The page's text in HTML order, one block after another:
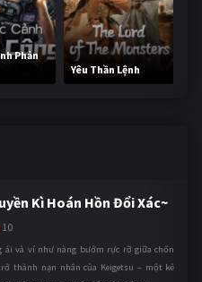
Phản
Yêu Thần Lệnh
Kì Hoán Hồn Đổi Xác~
10
ái và ví như nàng bướm rực rỡ giữa chốn
thành nạn nhân của Keigetsu – một kẻ